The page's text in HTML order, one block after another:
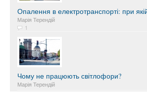
Опалення в електротранспорті: при
Марія Терендій
1
Чому не працюють світлофори?
Марія Терендій